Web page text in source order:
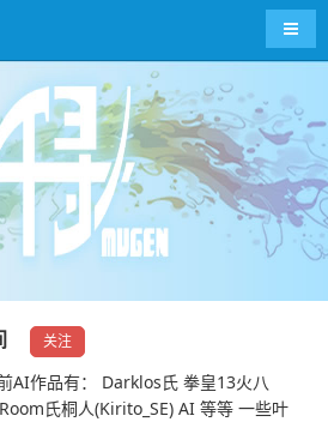
导航
关注
AI作品有： Darklos氏 拳皇13火八
氏桐人(Kirito_SE) AI 等等 一些叶